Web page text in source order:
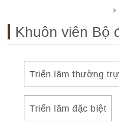
c
e
e
c
Khuôn viên Bộ
Triển lãm thường
Triển lãm đặc biệt